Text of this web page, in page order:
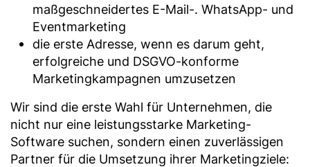
maßgeschneidertes E-Mail-. WhatsApp- und
Eventmarketing
die erste Adresse, wenn es darum geht,
erfolgreiche und DSGVO-konforme
Marketingkampagnen umzusetzen
Wir sind die erste Wahl für Unternehmen, die
nicht nur eine leistungsstarke Marketing-
Software suchen, sondern einen zuverlässigen
Partner für die Umsetzung ihrer Marketingziele: